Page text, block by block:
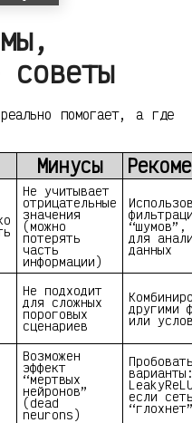
советы
помогает, а где
Минусы
Не учитывает
отрицательные
значения
(можно
потерять
часть
информации)
для
данных
Не подходит
для сложных
пороговых
сценариев
другими
или
Возможен
эффект
“мертвых
нейронов”
(dead
neurons)
если